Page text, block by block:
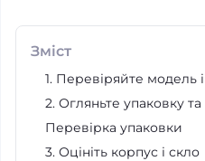
Зміст
1. Перевіряйте модель
2. Огляньте упаковку
Перевірка упаковки
3. Оцініть корпус і скло